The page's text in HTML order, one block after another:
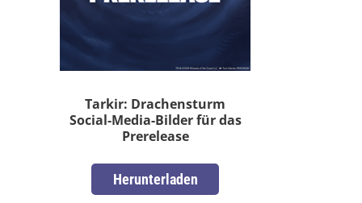
Tarkir: Drachensturm
Social-Media-Bilder für das
Prerelease
Herunterladen